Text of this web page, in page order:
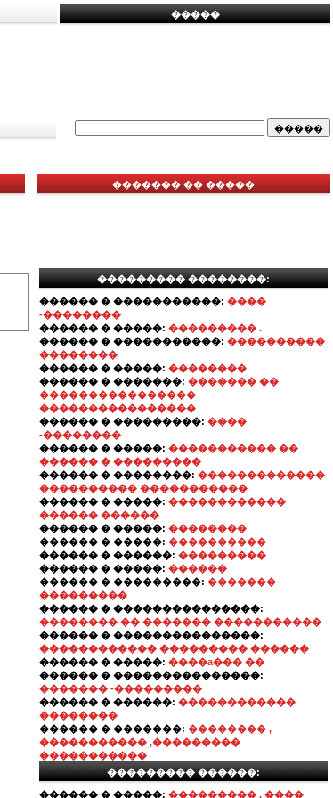
�����
������� �� �����
��������� ��������:
������ � �����������: ����
-��������
������ � �����: ��������� .
������ � �����������: ����������
��������
������ � �����: ��������
������ � �������: ������� ��
����������������
����������������
������ � ���������: ����
-��������
������ � �����: ����������� ��
������ � ���������
������ � ��������: �������������
���������� �����������
������ � �����: ������������
������ ������
������ � �����: ��������
������ � �����: ����������
������ � ������: ���������
������ � �����: ������
������ � ���������: �������
���������
������ � ���������������:
�������� �� ������� �����������
������ � ���������������:
������������ ��������� ������
������ � �����: ����a��� ��
������ � ���������������:
������� -���������
������ � ������: ������������
��������
������ � �������: �������� ,
����������� ,���������
�����������
��������� ������:
������ � �����: ��������� , ����